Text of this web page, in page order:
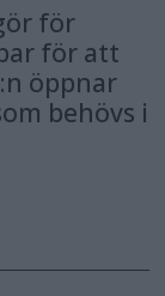
för
för att
öppnar
behövs i